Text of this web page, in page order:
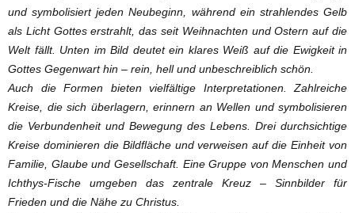
und symbolisiert jeden Neubeginn, während ein strahlendes Gelb
als Licht Gottes erstrahlt, das seit Weihnachten und Ostern auf die
Welt fällt. Unten im Bild deutet ein klares Weiß auf die Ewigkeit in
Gottes Gegenwart hin – rein, hell und unbeschreiblich schön.
Auch die Formen bieten vielfältige Interpretationen. Zahlreiche
Kreise, die sich überlagern, erinnern an Wellen und symbolisieren
die Verbundenheit und Bewegung des Lebens. Drei durchsichtige
Kreise dominieren die Bildfläche und verweisen auf die Einheit von
Familie, Glaube und Gesellschaft. Eine Gruppe von Menschen und
Ichthys-Fische umgeben das zentrale Kreuz – Sinnbilder für
Frieden und die Nähe zu Christus.